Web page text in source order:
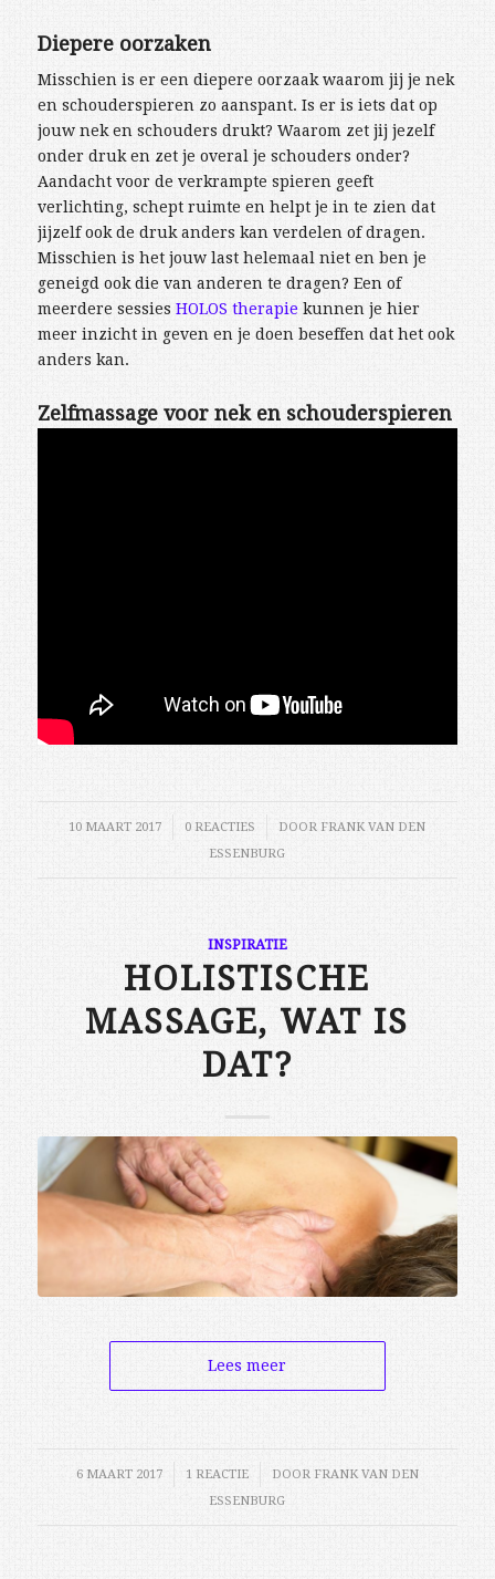
Diepere oorzaken
Misschien is er een diepere oorzaak waarom jij je nek
en schouderspieren zo aanspant. Is er is iets dat op
jouw nek en schouders drukt? Waarom zet jij jezelf
onder druk en zet je overal je schouders onder?
Aandacht voor de verkrampte spieren geeft
verlichting, schept ruimte en helpt je in te zien dat
jijzelf ook de druk anders kan verdelen of dragen.
Misschien is het jouw last helemaal niet en ben je
geneigd ook die van anderen te dragen? Een of
meerdere sessies HOLOS therapiekunnen je hier
meer inzicht in geven en je doen beseffen dat het ook
anders kan.
Zelfmassage voor nek en schouderspieren
10 MAART 2017
/ 0 REACTIES
/ DOOR FRANK VAN DEN
ESSENBURG
INSPIRATIE
HOLISTISCHE
MASSAGE, WAT IS
DAT?
Lees meer
6 MAART 2017
/ 1 REACTIE
/ DOOR FRANK VAN DEN
ESSENBURG